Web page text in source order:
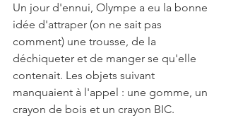
Un jour d'ennui, Olympe a eu la bonne
idée d'attraper (on ne sait pas
comment) une trousse, de la
déchiqueter et de manger se qu'elle
contenait. Les objets suivant
manquaient à l'appel : une gomme, un
crayon de bois et un crayon BIC.